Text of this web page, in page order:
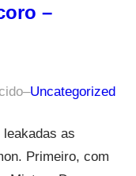
–
–Uncategorized
as
Primeiro, com